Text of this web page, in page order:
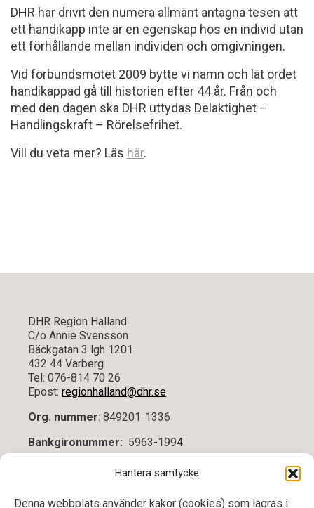
Hantera samtycke
Denna webbplats använder kakor (cookies) som lagras i
DHR har drivit den numera allmänt antagna tesen att
ett handikapp inte är en egenskap hos en individ utan
ett förhållande mellan individen och omgivningen.
Vid förbundsmötet 2009 bytte vi namn och lät ordet
handikappad gå till historien efter 44 år. Från och
med den dagen ska DHR uttydas Delaktighet –
Handlingskraft – Rörelsefrihet.
Vill du veta mer? Läs här.
DHR Region Halland
C/o Annie Svensson
Bäckgatan 3 lgh 1201
432 44 Varberg
Tel: 076-814 70 26
Epost: regionhalland@dhr.se
Org. nummer: 849201-1336
Bankgironummer: 5963-1994
Vid frågor kontakta ordförande Sylwia Gozdek,
0735670097 eller kassör Annie Svensson,
0768147026